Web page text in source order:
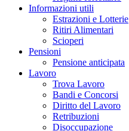
Informazioni utili
Estrazioni e Lotterie
Ritiri Alimentari
Scioperi
Pensioni
Pensione anticipata
Lavoro
Trova Lavoro
Bandi e Concorsi
Diritto del Lavoro
Retribuzioni
Disoccupazione